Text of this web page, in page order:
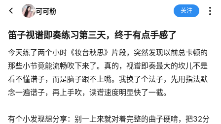
可可粉 关注
笛子视谱即奏练习第三天，终于有点手感了
今天练了两个小时《妆台秋思》片段，突然发现以前总卡顿的
那些小节竟能流畅吹下来了。真的，视谱即奏最大的坎儿不是
看不懂谱子，而是脑子跟不上嘴。我换了个法子，先用指法默
念一遍谱子，再上手吹，读谱速度明显快了一截。
有个小发现想分享：别一上来就对着完整的曲子硬啃，把32分